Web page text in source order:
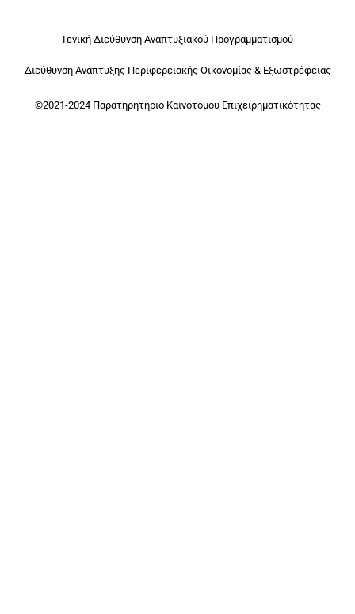
Γενική Διεύθυνση Αναπτυξιακού Προγραμματισμού
Διεύθυνση Ανάπτυξης Περιφερειακής Οικονομίας & Εξωστρέφειας
©2021-2024 Παρατηρητήριο Καινοτόμου Επιχειρηματικότητας